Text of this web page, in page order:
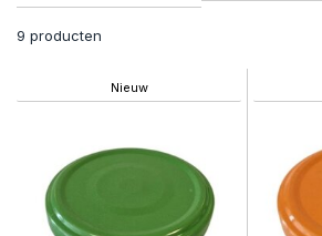
9 producten
Nieuw